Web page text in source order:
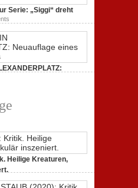
Serie: „Siggi“ dreht
Heilige Kreaturen,